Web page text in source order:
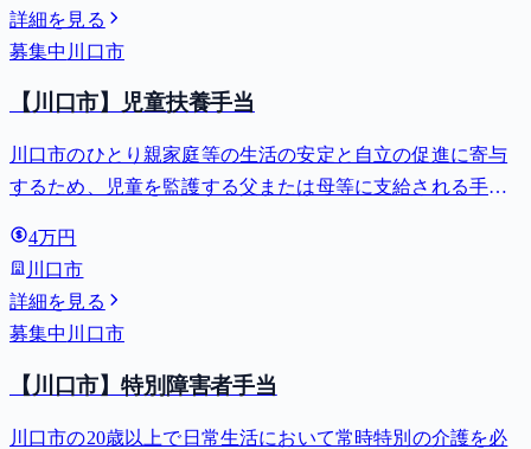
詳細を見る
募集中 川口市
【川口市】児童扶養手当
川口市のひとり親家庭等の生活の安定と自立の促進に寄与
するため、児童を監護する父または母等に支給される手
4万円
川口市
詳細を見る
募集中 川口市
【川口市】特別障害者手当
川口市の20歳以上で日常生活において常時特別の介護を必